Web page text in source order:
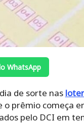
WhatsApp
de sorte nas
prêmio começa
pelo DCI em